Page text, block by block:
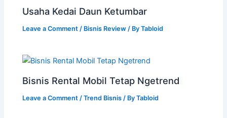
Usaha Kedai Daun Ketumbar
Leave a Comment / Bisnis Review / ByTabloid
Bisnis Rental Mobil Tetap Ngetrend
Leave a Comment /Trend Bisnis / ByTabloid